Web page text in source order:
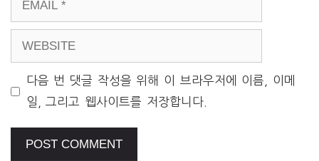
WEBSITE
다음 번 댓글 작성을 위해 이 브라우저에 이름, 이메
일, 그리고 웹사이트를 저장합니다.